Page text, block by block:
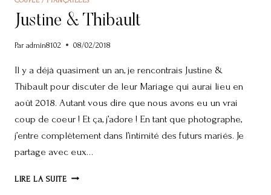
Justine & Thibault
Par admin8102 08/02/2018
Il y a déjà quasiment un an, je rencontrais Justine &
Thibault pour discuter de leur Mariage qui aurai lieu en
août 2018. Autant vous dire que nous avons eu un vrai
coup de coeur ! Et ça, j’adore ! En tant que photographe,
j’entre complètement dans l’intimité des futurs mariés. Je
partage avec eux…
LIRE LA SUITEJUSTINE